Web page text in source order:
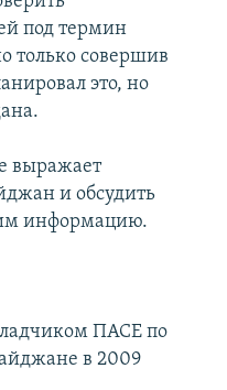
под термин
только совершив
это, но
выражает
и обсудить
информацию.
ПАСЕ по
в 2009